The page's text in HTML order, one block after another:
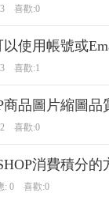
3 喜歡:0
以使用帳號或
3 喜歡:1
商品圖片縮圖品
2 喜歡:0
消費積分的
: 0 喜歡:0